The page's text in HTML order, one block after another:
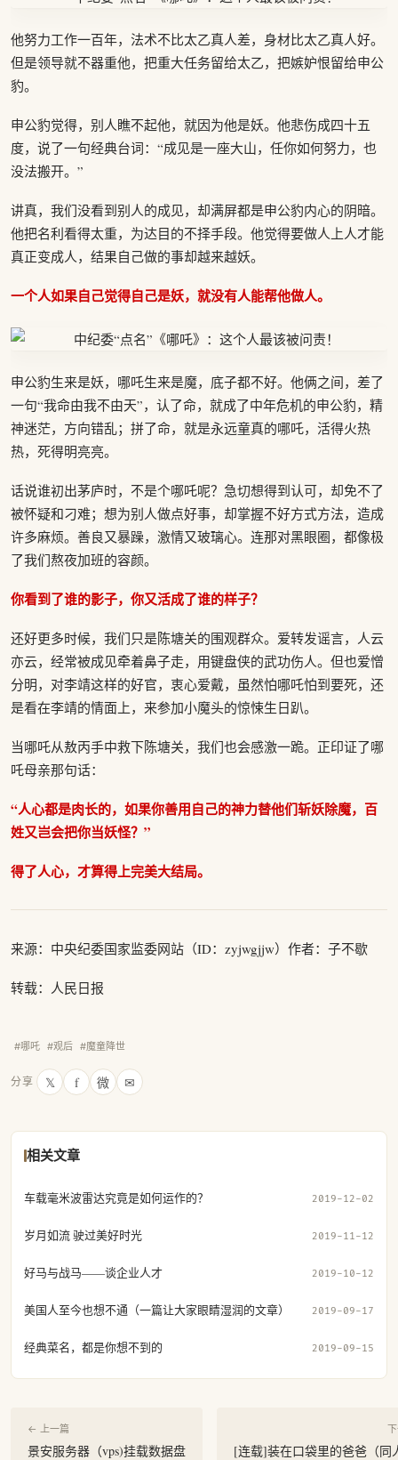
他努力工作一百年，法术不比太乙真人差，身材比太乙真人好。
但是领导就不器重他，把重大任务留给太乙，把嫉妒恨留给申公
豹。
申公豹觉得，别人瞧不起他，就因为他是妖。他悲伤成四十五
度，说了一句经典台词：“成见是一座大山，任你如何努力，也
没法搬开。”
讲真，我们没看到别人的成见，却满屏都是申公豹内心的阴暗。
他把名利看得太重，为达目的不择手段。他觉得要做人上人才能
真正变成人，结果自己做的事却越来越妖。
一个人如果自己觉得自己是妖，就没有人能帮他做人。
申公豹生来是妖，哪吒生来是魔，底子都不好。他俩之间，差了
一句“我命由我不由天”，认了命，就成了中年危机的申公豹，精
神迷茫，方向错乱；拼了命，就是永远童真的哪吒，活得火热
热，死得明亮亮。
话说谁初出茅庐时，不是个哪吒呢？急切想得到认可，却免不了
被怀疑和刁难；想为别人做点好事，却掌握不好方式方法，造成
许多麻烦。善良又暴躁，激情又玻璃心。连那对黑眼圈，都像极
了我们熬夜加班的容颜。
你看到了谁的影子，你又活成了谁的样子？
还好更多时候，我们只是陈塘关的围观群众。爱转发谣言，人云
亦云，经常被成见牵着鼻子走，用键盘侠的武功伤人。但也爱憎
分明，对李靖这样的好官，衷心爱戴，虽然怕哪吒怕到要死，还
是看在李靖的情面上，来参加小魔头的惊悚生日趴。
当哪吒从敖丙手中救下陈塘关，我们也会感激一跪。正印证了哪
吒母亲那句话：
“人心都是肉长的，如果你善用自己的神力替他们斩妖除魔，百
姓又岂会把你当妖怪？”
得了人心，才算得上完美大结局。
来源：中央纪委国家监委网站（ID：zyjwgjjw）作者：子不歇
转载：人民日报
#哪吒 #观后 #魔童降世
分享 𝕏 f 微 ✉
相关文章
车载毫米波雷达究竟是如何运作的？ 2019-12-02
岁月如流 驶过美好时光 2019-11-12
好马与战马——谈企业人才 2019-10-12
美国人至今也想不通（一篇让大家眼睛湿润的文章） 2019-09-17
经典菜名，都是你想不到的 2019-09-15
← 上一篇
景安服务器（vps)挂载数据盘 [连载]装在口袋里的爸爸（同